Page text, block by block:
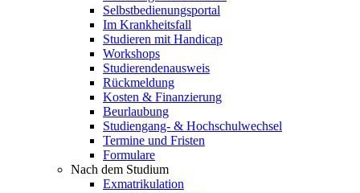
Selbstbedienungsportal
Im Krankheitsfall
Studieren mit Handicap
Workshops
Studierendenausweis
Rückmeldung
Kosten & Finanzierung
Beurlaubung
Studiengang- & Hochschulwechsel
Termine und Fristen
Formulare
Nach dem Studium
Exmatrikulation